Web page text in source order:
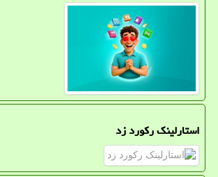
استارلینک رکورد زد